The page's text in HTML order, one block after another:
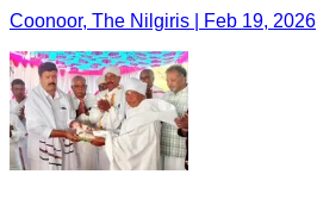
Coonoor, The Nilgiris | Feb 19, 2026